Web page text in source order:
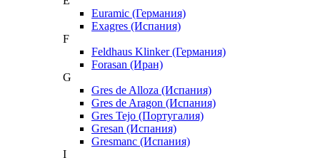
Euramic (Германия)
Exagres (Испания)
F
Feldhaus Klinker (Германия)
Forasan (Иран)
G
Gres de Alloza (Испания)
Gres de Aragon (Испания)
Gres Tejo (Португалия)
Gresan (Испания)
Gresmanc (Испания)
I